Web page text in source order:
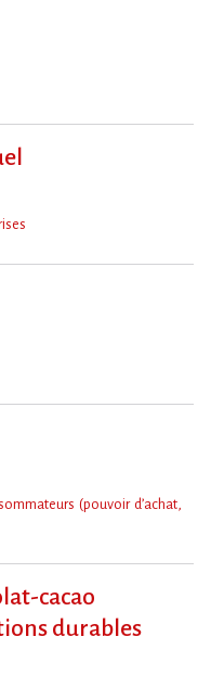
(pouvoir d’achat,
cacao
durables